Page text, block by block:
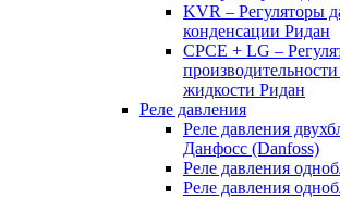
KVR – Регуляторы
конденсации Ридан
CPCE + LG –
жидкости Ридан
Реле давления
Реле давления
Данфосс (Danfoss)
Реле давления
Реле давления